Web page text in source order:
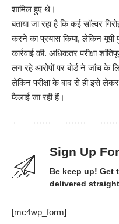
शामिल हुए थे।
बताया जा रहा है कि कई सॉल्वर
करने का प्रयास किया, लेकिन यूपी
कार्रवाई की. अधिकतर परीक्षा
लग रहे आरोपों पर बोर्ड ने जांच के
लेकिन परीक्षा के बाद से ही इसे
फैलाई जा रही हैं।
Sign Up
Be keep up! Get
delivered
[mc4wp_form]